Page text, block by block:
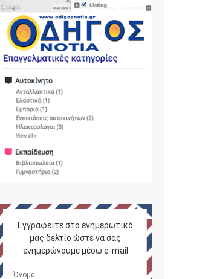
Εγγραφείτε στο ενημερωτικό
μας δελτίο ώστε να σας
ενημερώνουμε μέσω e-mail